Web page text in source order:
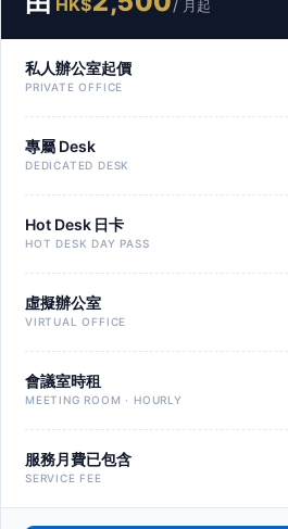
HK$ / 月起
私人辦公室起價
PRIVATE OFFICE
專屬 Desk
DEDICATED DESK
Hot Desk 日卡
HOT DESK DAY PASS
虛擬辦公室
VIRTUAL OFFICE
會議室時租
MEETING ROOM · HOURLY
服務月費已包含
SERVICE FEE